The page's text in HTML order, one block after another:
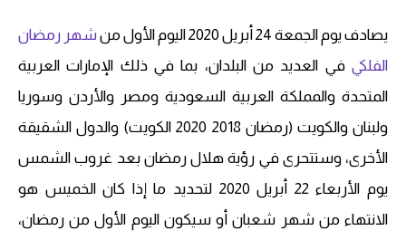
يصادف يوم الجمعة 24 أبريل 2020 اليوم الأول من
شهر رمضان
الفلكي في العديد من البلدان، بما في ذلك الإمارات العربية
المتحدة والمملكة العربية السعودية ومصر والأردن وسوريا
ولبنان والكويت (رمضان 2018 2020 الكويت) والدول الشقيقة
الأخرى، وستتحرى في رؤية هلال رمضان بعد غروب الشمس
يوم الأربعاء 22 أبريل 2020 لتحديد ما إذا كان الخميس هو
الانتهاء من شهر شعبان أو سيكون اليوم الأول من رمضان،